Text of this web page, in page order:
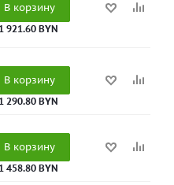
В корзину
1 921.60 BYN
В корзину
1 290.80 BYN
В корзину
1 458.80 BYN